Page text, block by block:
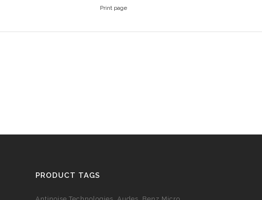
Print page
PRODUCT TAGS